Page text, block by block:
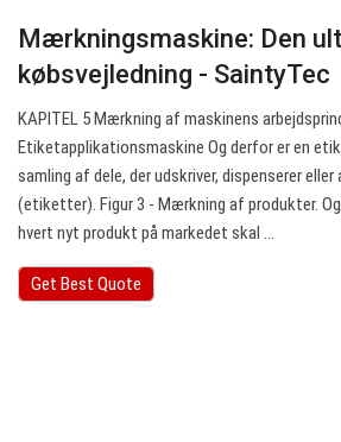
Mærkningsmaskine: Den
købsvejledning - SaintyTec
KAPITEL 5 Mærkning af maskinens
Etiketapplikationsmaskine Og derfor er en
samling af dele, der udskriver, dispenserer eller
(etiketter). Figur 3 - Mærkning af produkter.
hvert nyt produkt på markedet skal ...
Get Best Quote